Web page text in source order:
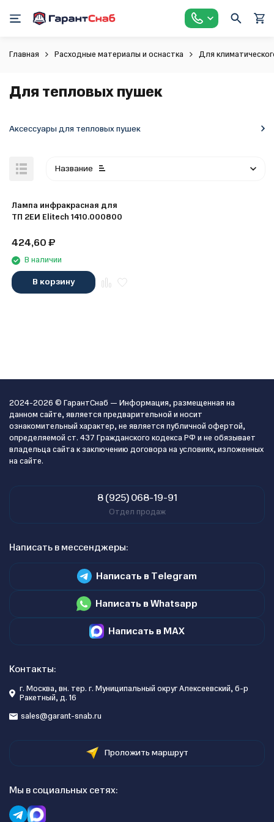
Главная Расходные материалы и оснастка Для
Для тепловых пушек
Аксессуары для тепловых пушек
Название
Лампа инфракрасная для
ТП 2ЕИ Elitech 1410.000800
424,60₽
В наличии
В корзину
2024-2026 © ГарантСнаб — Информация, размещенная на
данном сайте, является предварительной и носит
ознакомительный характер, не является публичной офертой,
определяемой ст. 437 Гражданского кодекса РФ и не обязывает
владельца сайта к заключению договора на условиях, изложенных
на сайте.
8 (925) 068-19-91
Отдел продаж
Написать в мессенджеры:
Написать в Telegram
Написать в Whatsapp
Написать в MAX
Контакты:
г. Москва, вн. тер. г. Муниципальный округ Алексеевский, б-р
Ракетный, д. 16
sales@garant-snab.ru
Проложить маршрут
Мы в социальных сетях: